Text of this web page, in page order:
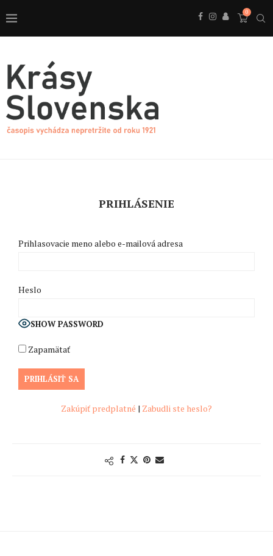
0
PRIHLÁSENIE
Prihlasovacie meno alebo e-mailová adresa
Heslo
SHOW PASSWORD
Zapamätať
Zakúpiť predplatné | Zabudli ste heslo?